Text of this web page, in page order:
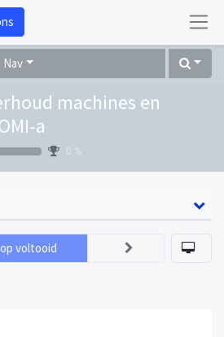
Nav
machines en
a
0 %
voltooid